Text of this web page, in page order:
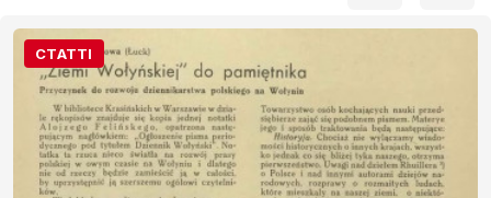
СТАТТІ